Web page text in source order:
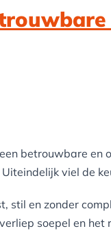
betrouwbare en
viel de
stil en zonder
soepel en